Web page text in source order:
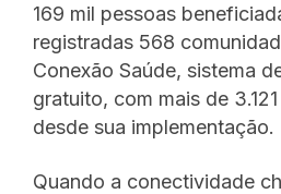
169 mil pessoas
registradas 568
Conexão Saúde, sistema
gratuito, com mais de
desde sua implementação.
Quando a conectividade